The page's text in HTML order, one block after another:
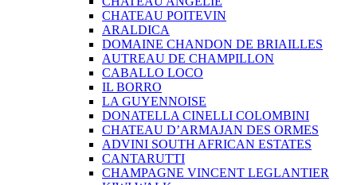
CHATEAU POITEVIN
ARALDICA
DOMAINE CHANDON DE BRIAILLES
AUTREAU DE CHAMPILLON
CABALLO LOCO
IL BORRO
LA GUYENNOISE
DONATELLA CINELLI COLOMBINI
CHATEAU D’ARMAJAN DES ORMES
ADVINI SOUTH AFRICAN ESTATES
CANTARUTTI
CHAMPAGNE VINCENT LEGLANTIER